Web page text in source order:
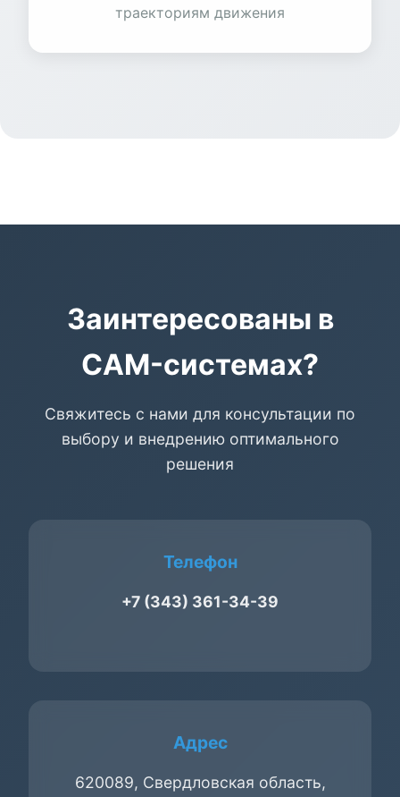
траекториям движения
Заинтересованы в
CAM-системах?
Свяжитесь с нами для консультации по
выбору и внедрению оптимального
решения
Телефон
+7 (343) 361-34-39
Адрес
620089, Свердловская область,